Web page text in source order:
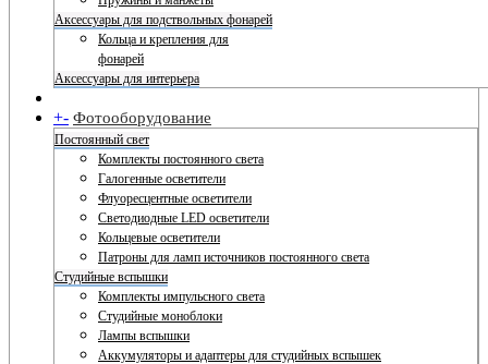
Аксессуары для подствольных фонарей
Кольца и крепления для
фонарей
Аксессуары для интерьера
+- Фотооборудование
Постоянный свет
Комплекты постоянного света
Галогенные осветители
Флуоресцентные осветители
Светодиодные LED осветители
Кольцевые осветители
Патроны для ламп источников постоянного света
Студийные вспышки
Комплекты импульсного света
Студийные моноблоки
Лампы вспышки
Аккумуляторы и адаптеры для студийных вспышек